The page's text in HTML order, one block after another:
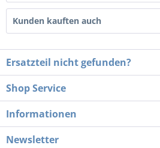
Kunden kauften auch
Ersatzteil nicht gefunden?
Shop Service
Informationen
Newsletter